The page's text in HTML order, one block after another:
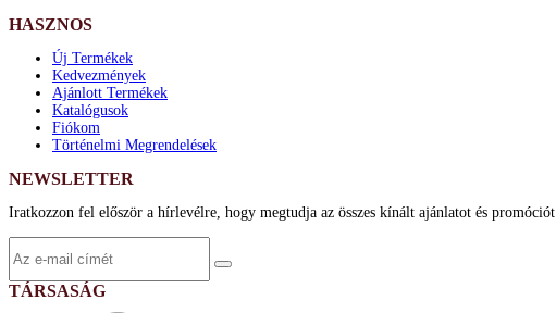
HASZNOS
Új Termékek
Kedvezmények
Ajánlott Termékek
Katalógusok
Fiókom
Történelmi Megrendelések
NEWSLETTER
Iratkozzon fel először a hírlevélre, hogy megtudja az összes kínált ajánlatot és promóciót.
TÁRSASÁG